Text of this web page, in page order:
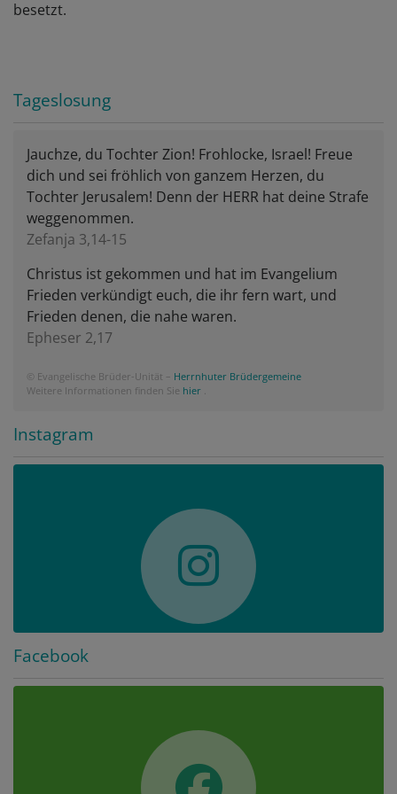
besetzt.
Tageslosung
Jauchze, du Tochter Zion! Frohlocke, Israel! Freue
dich und sei fröhlich von ganzem Herzen, du
Tochter Jerusalem! Denn der HERR hat deine Strafe
weggenommen.
Zefanja 3,14-15
Christus ist gekommen und hat im Evangelium
Frieden verkündigt euch, die ihr fern wart, und
Frieden denen, die nahe waren.
Epheser 2,17
© Evangelische Brüder-Unität – Herrnhuter Brüdergemeine
Weitere Informationen finden Sie hier .
Instagram
Facebook